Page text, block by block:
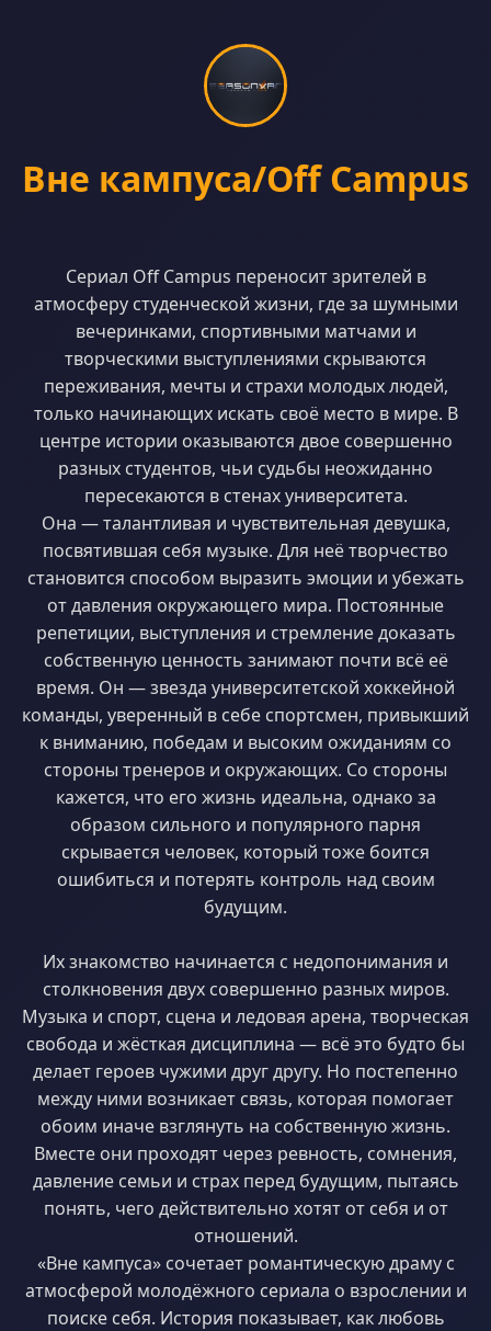
Вне кампуса/Off Campus
Сериал Off Campus переносит зрителей в
атмосферу студенческой жизни, где за шумными
вечеринками, спортивными матчами и
творческими выступлениями скрываются
переживания, мечты и страхи молодых людей,
только начинающих искать своё место в мире. В
центре истории оказываются двое совершенно
разных студентов, чьи судьбы неожиданно
пересекаются в стенах университета.
Она — талантливая и чувствительная девушка,
посвятившая себя музыке. Для неё творчество
становится способом выразить эмоции и убежать
от давления окружающего мира. Постоянные
репетиции, выступления и стремление доказать
собственную ценность занимают почти всё её
время. Он — звезда университетской хоккейной
команды, уверенный в себе спортсмен, привыкший
к вниманию, победам и высоким ожиданиям со
стороны тренеров и окружающих. Со стороны
кажется, что его жизнь идеальна, однако за
образом сильного и популярного парня
скрывается человек, который тоже боится
ошибиться и потерять контроль над своим
будущим.
Их знакомство начинается с недопонимания и
столкновения двух совершенно разных миров.
Музыка и спорт, сцена и ледовая арена, творческая
свобода и жёсткая дисциплина — всё это будто бы
делает героев чужими друг другу. Но постепенно
между ними возникает связь, которая помогает
обоим иначе взглянуть на собственную жизнь.
Вместе они проходят через ревность, сомнения,
давление семьи и страх перед будущим, пытаясь
понять, чего действительно хотят от себя и от
отношений.
«Вне кампуса» сочетает романтическую драму с
атмосферой молодёжного сериала о взрослении и
поиске себя. История показывает, как любовь